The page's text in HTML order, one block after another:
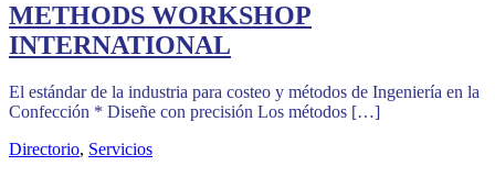
METHODS WORKSHOP
INTERNATIONAL
El estándar de la industria para costeo y métodos de Ingeniería en la
Confección * Diseñe con precisión Los métodos […]
Directorio, Servicios